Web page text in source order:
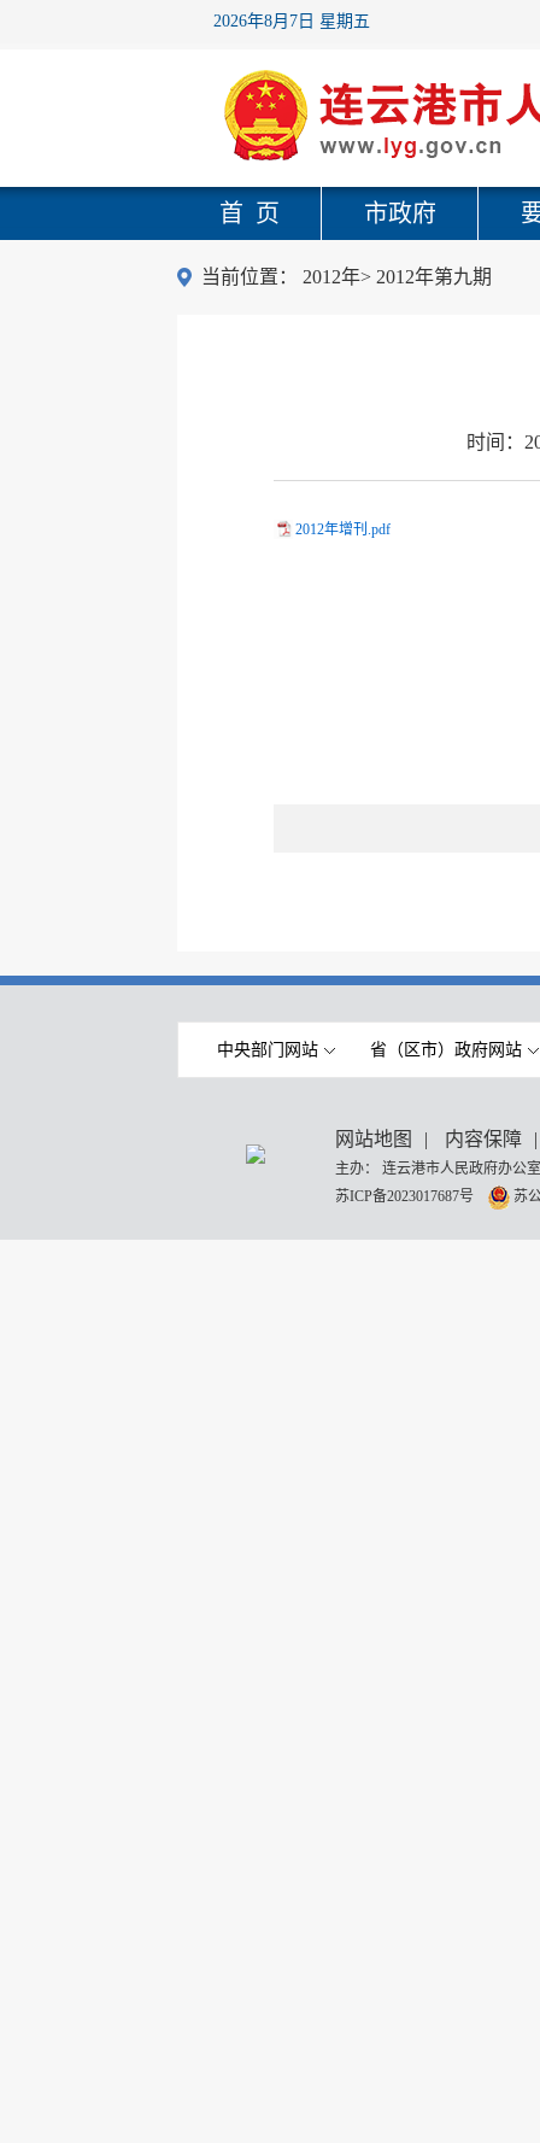
2026年8月7日 星期五
首 页 市政府
当前位置： 2012年> 2012年第九期
时间：
2012年增刊.pdf
中央部门网站 省（区市）政府网站
网站地图 | 内容保障 |
主办： 连云港市人民政府办
苏ICP备2023017687号
苏